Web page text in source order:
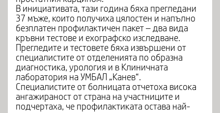
В инициативата, тази година бяха прегледани
37 мъже, които получиха цялостен и напълно
безплатен профилактичен пакет – два вида
кръвни тестове и ехографско изследване.
Прегледите и тестовете бяха извършени от
специалистите от отделенията по образна
диагностика, урология и в Клиничната
лаборатория на УМБАЛ „Канев“.
Специалистите от болницата отчетоха висока
ангажираност от страна на участниците и
подчертаха, че профилактиката остава най-